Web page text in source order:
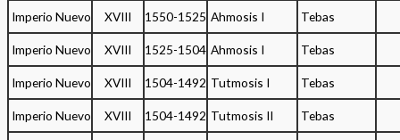
Imperio Nuevo XVIII 1550-1525 Ahmosis I Tebas
Imperio Nuevo XVIII 1525-1504 Ahmosis I Tebas
Imperio Nuevo XVIII 1504-1492 Tutmosis I Tebas
Imperio Nuevo XVIII 1504-1492 Tutmosis II Tebas